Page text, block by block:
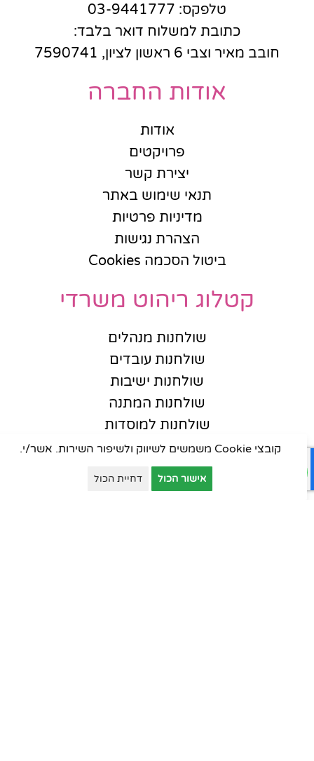
טלפקס: 03-9441777
כתובת למשלוח דואר בלבד:
חובב מאיר וצבי 6 ראשון לציון, 7590741
אודות החברה
אודות
פרויקטים
יצירת קשר
תנאי שימוש באתר
מדיניות פרטיות
הצהרת נגישות
ביטול הסכמה Cookies
קטלוג ריהוט משרדי
שולחנות מנהלים
שולחנות עובדים
שולחנות ישיבות
שולחנות המתנה
שולחנות למוסדות
כסאות מנהלים
כסאות עובדים
כסאות אורחים
קובצי Cookie משמשים לשיווק ולשיפור השירות. אשר/י.
אישור הכול דחיית הכול